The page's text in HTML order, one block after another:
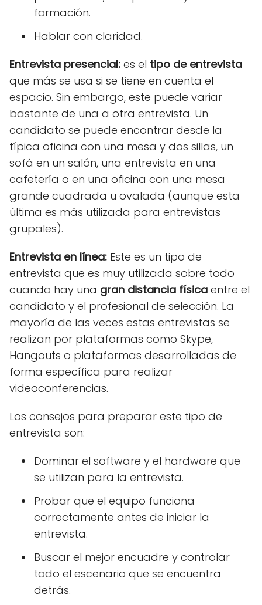
formación.
Hablar con claridad.
Entrevista presencial: es el tipo de entrevista
que más se usa si se tiene en cuenta el
espacio. Sin embargo, este puede variar
bastante de una a otra entrevista. Un
candidato se puede encontrar desde la
típica oficina con una mesa y dos sillas, un
sofá en un salón, una entrevista en una
cafetería o en una oficina con una mesa
grande cuadrada u ovalada (aunque esta
última es más utilizada para entrevistas
grupales).
Entrevista en línea: Este es un tipo de
entrevista que es muy utilizada sobre todo
cuando hay una gran distancia física entre el
candidato y el profesional de selección. La
mayoría de las veces estas entrevistas se
realizan por plataformas como Skype,
Hangouts o plataformas desarrolladas de
forma específica para realizar
videoconferencias.
Los consejos para preparar este tipo de
entrevista son:
Dominar el software y el hardware que
se utilizan para la entrevista.
Probar que el equipo funciona
correctamente antes de iniciar la
entrevista.
Buscar el mejor encuadre y controlar
todo el escenario que se encuentra
detrás.